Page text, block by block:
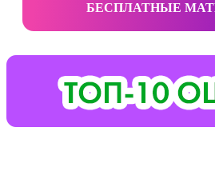
БЕСПЛАТНЫЕ